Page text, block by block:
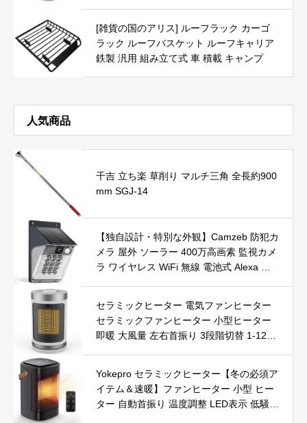
[雑貨の国のアリス] ルーフラック カーゴ
ラック ルーフバスケット ルーフキャリア
鉄製 汎用 組み立て式 車 積載 キャンプ
人気商品
千吉 立ち楽 草削り マルチ三角 全長約900
mm SGJ-14
【独自設計・特別な外観】Camzeb 防犯カ
メラ 屋外 ソーラー 400万高画素 監視カメ
ラ ワイヤレス WiFi 無線 電池式 Alexa 赤
録画 IP66防水 遠隔操作
セラミックヒーター 電気ファンヒーター
セラミックファンヒーター 小型ヒーター
即暖 大風量 左右首振り 3段階切替 1-12時
SE認証済 暖房器具
Yokepro セラミックヒーター【冬の必須ア
イテム＆速暖】ファンヒーター 小型 ヒー
ター 自動首振り 温度調整 LED表示 低騒音